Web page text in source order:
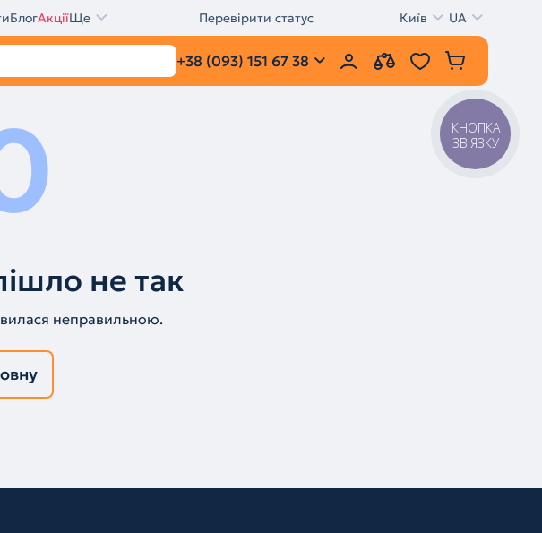
БлогАкціїЩе Перевірити статус Київ UA
+38 (093) 151 67 38
не так
неправильною.
КНОПКА
ЗВ'ЯЗКУ